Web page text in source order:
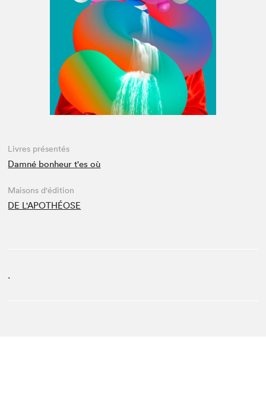
Espace médias
Livres présentés
Damné bonheur t'es où
Maisons d'édition
DE L'APOTHÉOSE
.